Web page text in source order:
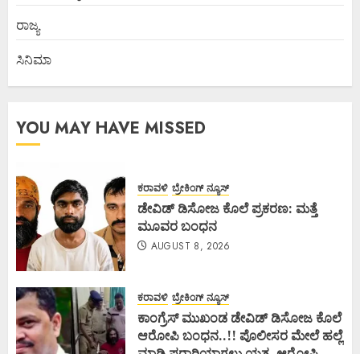
ರಾಜ್ಯ
ಸಿನಿಮಾ
YOU MAY HAVE MISSED
ಕರಾವಳಿ ಬ್ರೇಕಿಂಗ್ ನ್ಯೂಸ್
ಡೇವಿಡ್ ಡಿಸೋಜ ಕೊಲೆ ಪ್ರಕರಣ: ಮತ್ತೆ
ಮೂವರ ಬಂಧನ
AUGUST 8, 2026
ಕರಾವಳಿ ಬ್ರೇಕಿಂಗ್ ನ್ಯೂಸ್
ಕಾಂಗ್ರೆಸ್ ಮುಖಂಡ ಡೇವಿಡ್ ಡಿಸೋಜ ಕೊಲೆ
ಆರೋಪಿ ಬಂಧನ..!! ಪೊಲೀಸರ ಮೇಲೆ ಹಲ್ಲೆ